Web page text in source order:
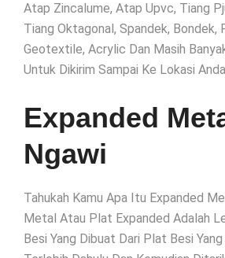
Atap Zincalume, Atap Upvc, Tiang
Tiang Oktagonal, Spandek, Bondek,
Geotextile, Acrylic Dan Masih
Untuk Dikirim Sampai Ke Lokasi
Expanded
Ngawi
Tahukah Kamu Apa Itu Expanded
Metal Atau Plat Expanded Adalah
Besi Yang Dibuat Dari Plat Besi